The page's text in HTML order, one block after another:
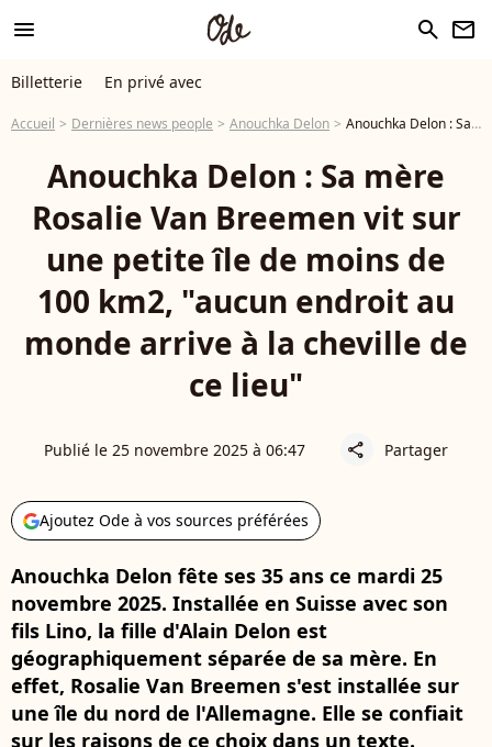
menu search newsletter
Billetterie En privé avec
Accueil Dernières news people Anouchka Delon Anouchka Delon : Sa mère Rosalie Van Breemen vit sur une petite île de moins de 100 km2, "aucun endroit au monde arrive à la cheville de ce lieu"
Anouchka Delon : Sa mère
Rosalie Van Breemen vit sur
une petite île de moins de
100 km2, "aucun endroit au
monde arrive à la cheville de
ce lieu"
Publié le 25 novembre 2025 à 06:47 share Partager
Ajoutez Ode à vos sources préférées
Anouchka Delon fête ses 35 ans ce mardi 25
novembre 2025. Installée en Suisse avec son
fils Lino, la fille d'Alain Delon est
géographiquement séparée de sa mère. En
effet, Rosalie Van Breemen s'est installée sur
une île du nord de l'Allemagne. Elle se confiait
sur les raisons de ce choix dans un texte.